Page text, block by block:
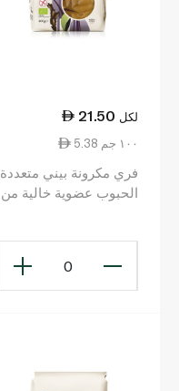
21.50 لكل
5.38 ١٠٠ جم
فري مكرونة بيني متعددة
الحبوب عضوية خالية من
0